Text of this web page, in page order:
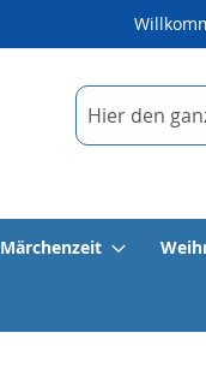
Suche
Märchenzeit